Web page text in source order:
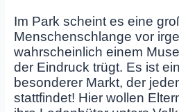
Im Park scheint es eine
Menschenschlange vor
wahrscheinlich einem
der Eindruck trügt. Es ist
besonderer Markt, der
stattfindet! Hier wollen